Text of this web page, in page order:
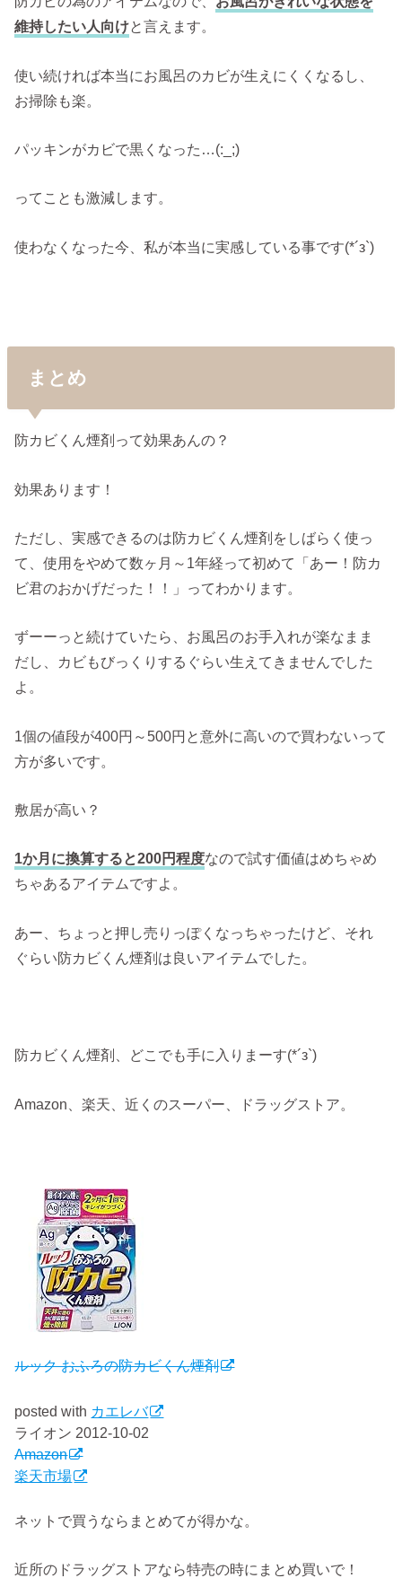
維持したい人向けと言えます。
使い続ければ本当にお風呂のカビが生えにくくなるし、
お掃除も楽。
パッキンがカビで黒くなった…(:_;)
ってことも激減します。
使わなくなった今、私が本当に実感している事です(*´з`)
まとめ
防カビくん煙剤って効果あんの？
効果あります！
ただし、実感できるのは防カビくん煙剤をしばらく使っ
て、使用をやめて数ヶ月～1年経って初めて「あー！防カ
ビ君のおかげだった！！」ってわかります。
ずーーっと続けていたら、お風呂のお手入れが楽なまま
だし、カビもびっくりするぐらい生えてきませんでした
よ。
1個の値段が400円～500円と意外に高いので買わないって
方が多いです。
敷居が高い？
1か月に換算すると200円程度なので試す価値はめちゃめ
ちゃあるアイテムですよ。
あー、ちょっと押し売りっぽくなっちゃったけど、それ
ぐらい防カビくん煙剤は良いアイテムでした。
防カビくん煙剤、どこでも手に入りまーす(*´з`)
Amazon、楽天、近くのスーパー、ドラッグストア。
ルック おふろの防カビくん煙剤
posted with カエレバ
ライオン 2012-10-02
Amazon
楽天市場
ネットで買うならまとめてが得かな。
近所のドラッグストアなら特売の時にまとめ買いで！